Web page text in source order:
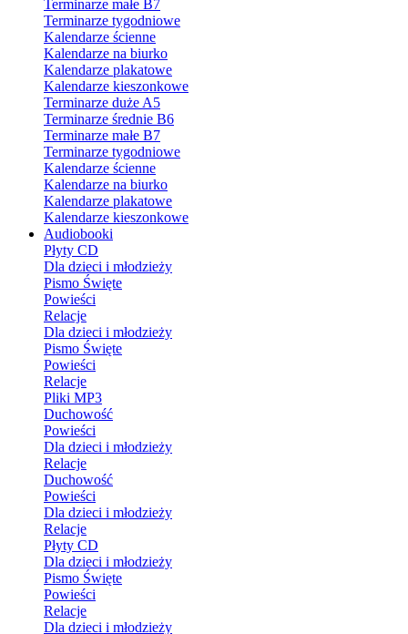
Terminarze małe B7
Terminarze tygodniowe
Kalendarze ścienne
Kalendarze na biurko
Kalendarze plakatowe
Kalendarze kieszonkowe
Terminarze duże A5
Terminarze średnie B6
Terminarze małe B7
Terminarze tygodniowe
Kalendarze ścienne
Kalendarze na biurko
Kalendarze plakatowe
Kalendarze kieszonkowe
Audiobooki
Płyty CD
Dla dzieci i młodzieży
Pismo Święte
Powieści
Relacje
Dla dzieci i młodzieży
Pismo Święte
Powieści
Relacje
Pliki MP3
Duchowość
Powieści
Dla dzieci i młodzieży
Relacje
Duchowość
Powieści
Dla dzieci i młodzieży
Relacje
Płyty CD
Dla dzieci i młodzieży
Pismo Święte
Powieści
Relacje
Dla dzieci i młodzieży